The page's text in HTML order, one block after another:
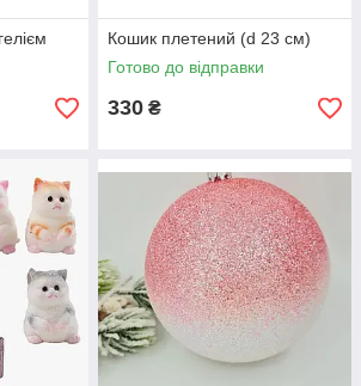
Кошик плетений (d 23 см)
Готово до відправки
330 ₴